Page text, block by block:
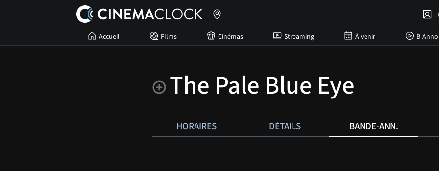
Accueil FIlms Cinémas Streaming À venir B-
The Pale Blue Eye
HORAIRES DÉTAILS BANDE-ANN.